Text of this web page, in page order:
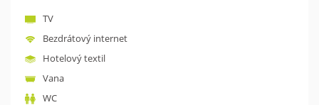
TV
Bezdrátový internet
Hotelový textil
Vana
WC